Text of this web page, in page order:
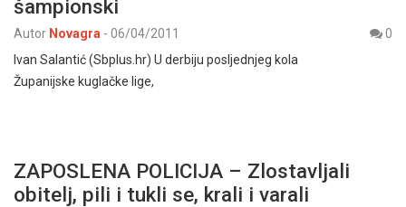
šampionski
Autor Novagra - 06/04/2011
0
Ivan Salantić (Sbplus.hr) U derbiju posljednjeg kola
Županijske kuglačke lige,
ZAPOSLENA POLICIJA – Zlostavljali
obitelj, pili i tukli se, krali i varali